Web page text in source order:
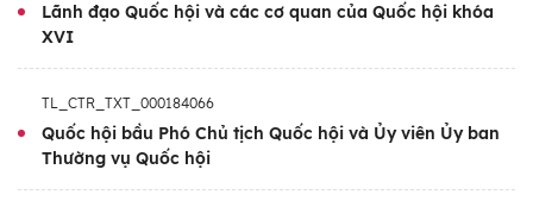
Lãnh đạo Quốc hội và các cơ quan của Quốc hội khóa
XVI
TL_CTR_TXT_000184066
Quốc hội bầu Phó Chủ tịch Quốc hội và Ủy viên Ủy ban
Thường vụ Quốc hội